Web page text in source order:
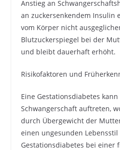
Anstieg an
an zuckersenkendem Insulin
vom Körper nicht
Blutzuckerspiegel bei der
und bleibt dauerhaft erhöht.
Risikofaktoren und
Eine Gestationsdiabetes
Schwangerschaft auftreten,
durch Übergewicht der
einen ungesunden
Gestationsdiabetes bei einer